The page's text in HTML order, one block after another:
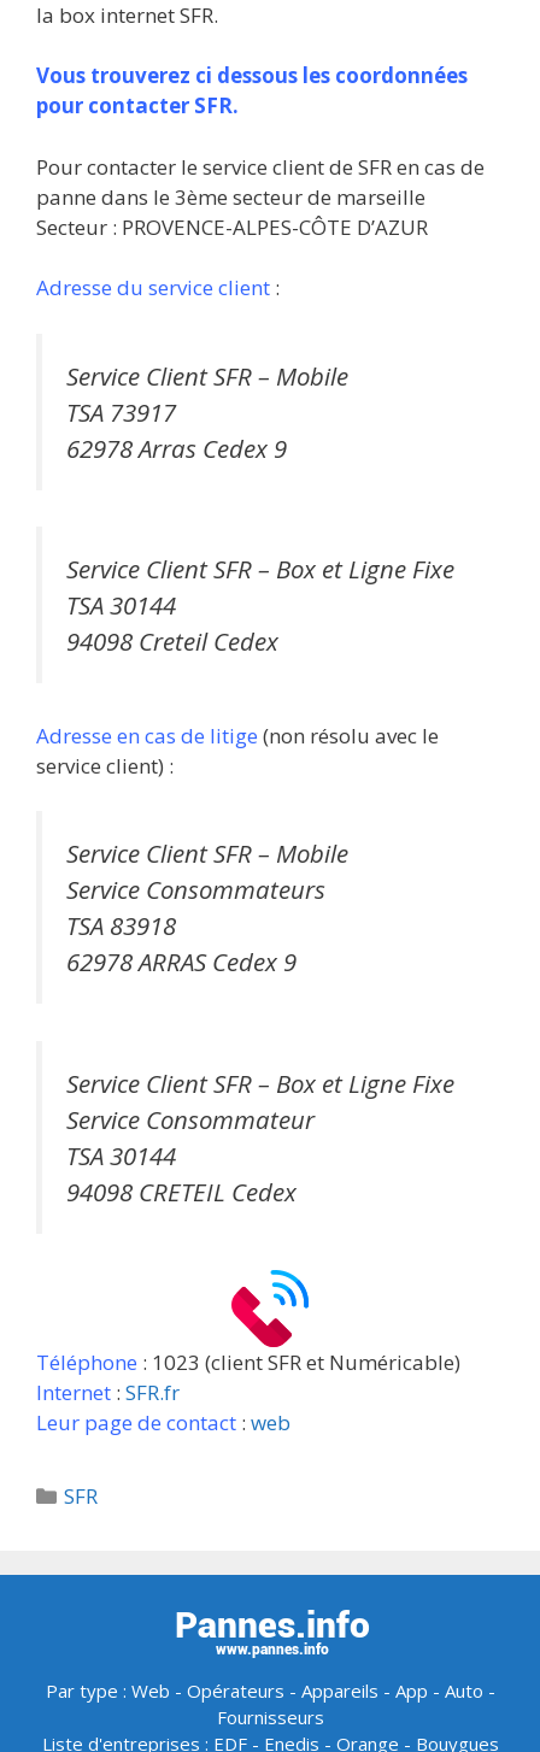
la box internet SFR.
Vous trouverez ci dessous les coordonnées
pour contacter SFR.
Pour contacter le service client de SFR en cas de
panne dans le 3ème secteur de marseille
Secteur : PROVENCE-ALPES-CÔTE D’AZUR
Adresse du service client :
Service Client SFR – Mobile
TSA 73917
62978 Arras Cedex 9
Service Client SFR – Box et Ligne Fixe
TSA 30144
94098 Creteil Cedex
Adresse en cas de litige (non résolu avec le
service client) :
Service Client SFR – Mobile
Service Consommateurs
TSA 83918
62978 ARRAS Cedex 9
Service Client SFR – Box et Ligne Fixe
Service Consommateur
TSA 30144
94098 CRETEIL Cedex
Téléphone : 1023 (client SFR et Numéricable)
Internet : SFR.fr
Leur page de contact : web
Catégories
SFR
Par type : Web - Opérateurs - Appareils - App - Auto -
Fournisseurs
Liste d'entreprises : EDF- Enedis - Orange - Bouygues